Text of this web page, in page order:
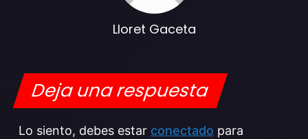
Lloret Gaceta
Deja una respuesta
Lo siento, debes estar conectado para